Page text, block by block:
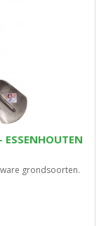
grondsoorten.